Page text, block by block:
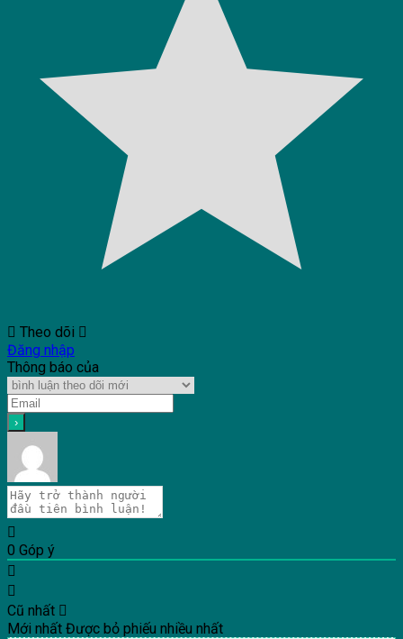
Theo dõi
Đăng nhập
Thông báo của
0 Góp ý
Cũ nhất
Mới nhất Được bỏ phiếu nhiều nhất